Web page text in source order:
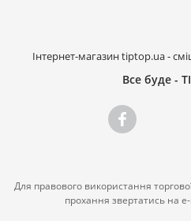
Інтернет-магазин tiptop.ua -
Все буде -
Для правового використання
прохання звертатись на